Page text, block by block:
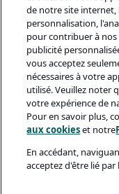
de notre site internet,
personnalisation,
pour contribuer à
publicité
vous acceptez
nécessaires à votre
utilisé. Veuillez noter
votre expérience de
Pour en savoir plus,
aux cookieset notre
En accédant,
acceptez d'être lié par